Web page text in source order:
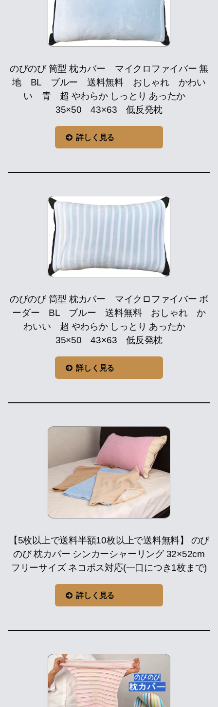
のびのび 筒型 枕カバー マイクロファイバー 無
地 BL ブルー 送料無料 おしゃれ かわい
い 青 超 やわらか しっとり あったか
35×50 43×63 低反発枕
詳しく見る
のびのび 筒型 枕カバー マイクロファイバー ボ
ーダー BL ブルー 送料無料 おしゃれ か
わいい 超 やわらか しっとり あったか
35×50 43×63 低反発枕
詳しく見る
【5枚以上で送料半額10枚以上で送料無料】 のび
のび 枕カバー シンカーシャーリング 32×52cm
フリーサイズ ネコポス対応(一口につき1枚まで)
詳しく見る